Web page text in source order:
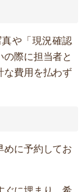
や「現況確認
際に担当者と
な費用を払わず
めに予約してお